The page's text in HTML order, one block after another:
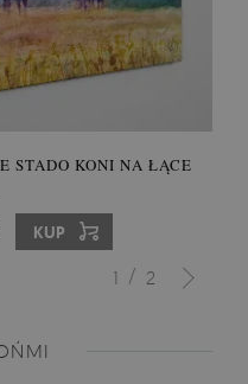
STADO KONI NA ŁĄCE
KUP
1 / 2